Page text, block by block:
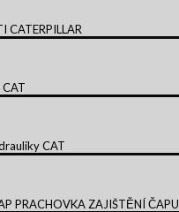
CATERPILLAR
CAT
CAT
PRACHOVKA ZAJIŠTĚNÍ ČAPU